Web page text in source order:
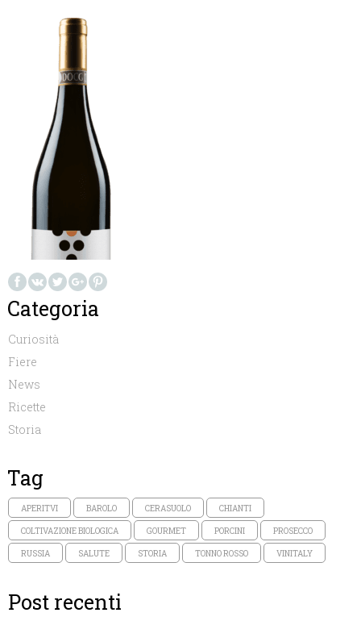
Categoria
Curiosità
Fiere
News
Ricette
Storia
Tag
APERITVI BAROLO CERASUOLO CHIANTI
COLTIVAZIONE BIOLOGICA GOURMET PORCINI PROSECCO
RUSSIA SALUTE STORIA TONNO ROSSO VINITALY
Post recenti